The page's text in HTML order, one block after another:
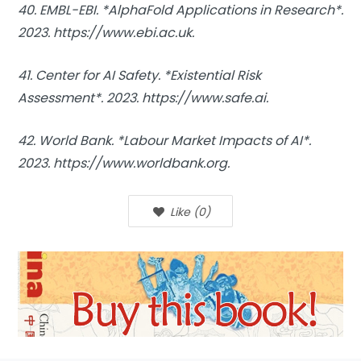
40. EMBL-EBI. *AlphaFold Applications in Research*.
2023. https://www.ebi.ac.uk.
41. Center for AI Safety. *Existential Risk
Assessment*. 2023. https://www.safe.ai.
42. World Bank. *Labour Market Impacts of AI*.
2023. https://www.worldbank.org.
Like (0)